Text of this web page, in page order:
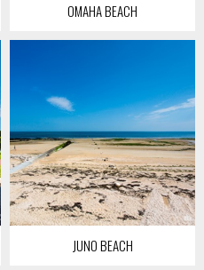
OMAHA BEACH
JUNO BEACH